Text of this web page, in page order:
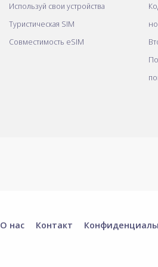
Используй свои устройства
Туристическая SIM
Совместимость eSIM
О нас Контакт